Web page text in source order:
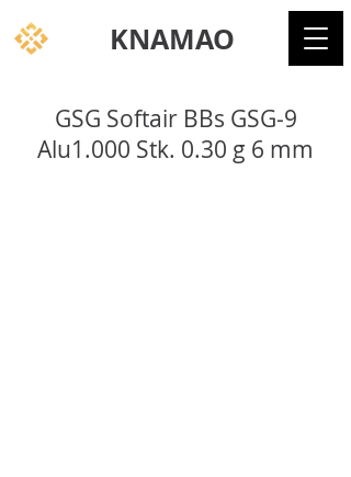
KNAMAO
GSG Softair BBs GSG-9
Alu1.000 Stk. 0.30 g 6 mm